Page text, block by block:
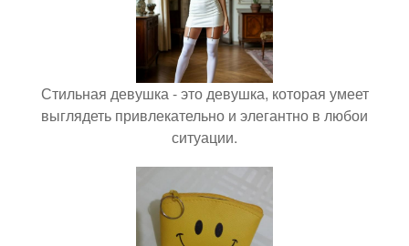
Стильная девушка - это девушка, которая умеет
выглядеть привлекательно и элегантно в любои
ситуации.